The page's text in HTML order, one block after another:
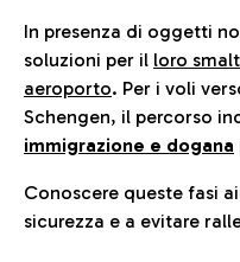
In presenza di oggetti
soluzioni per il loro
aeroporto. Per i voli
Schengen, il percorso
immigrazione e dogana
Conoscere queste fasi
sicurezza e a evitare